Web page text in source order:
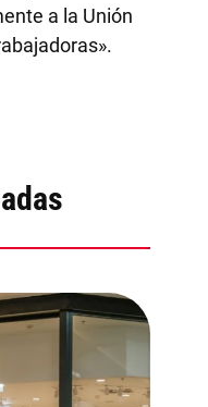
a la Unión